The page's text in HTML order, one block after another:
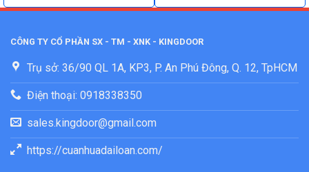
CÔNG TY CỔ PHẦN SX - TM - XNK - KINGDOOR
Trụ sở: 36/90 QL 1A, KP3, P. An Phú Đông, Q. 12, TpHCM
Điện thoại: 0918338350
sales.kingdoor@gmail.com
https://cuanhuadailoan.com/